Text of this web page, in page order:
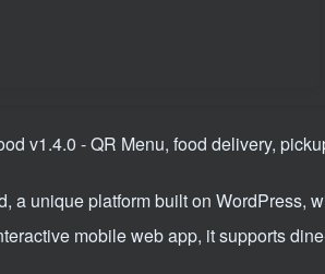
a unique platform built on WordPress,
mobile web app, it supports